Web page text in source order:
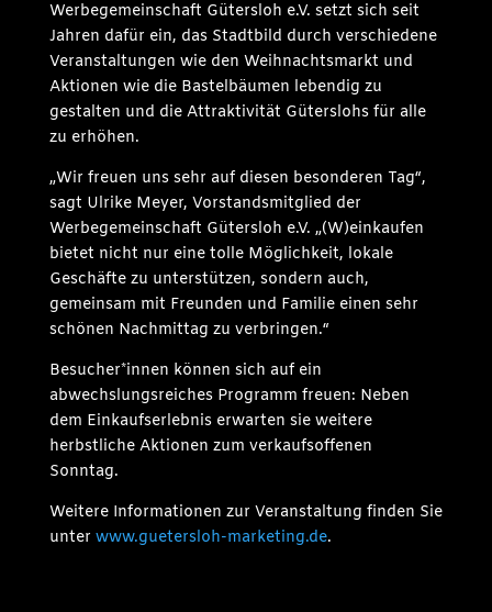
Werbegemeinschaft Gütersloh e.V. setzt sich seit
Jahren dafür ein, das Stadtbild durch verschiedene
Veranstaltungen wie den Weihnachtsmarkt und
Aktionen wie die Bastelbäumen lebendig zu
gestalten und die Attraktivität Güterslohs für alle
zu erhöhen.
„Wir freuen uns sehr auf diesen besonderen Tag“,
sagt Ulrike Meyer, Vorstandsmitglied der
Werbegemeinschaft Gütersloh e.V. „(W)einkaufen
bietet nicht nur eine tolle Möglichkeit, lokale
Geschäfte zu unterstützen, sondern auch,
gemeinsam mit Freunden und Familie einen sehr
schönen Nachmittag zu verbringen.“
Besucher*innen können sich auf ein
abwechslungsreiches Programm freuen: Neben
dem Einkaufserlebnis erwarten sie weitere
herbstliche Aktionen zum verkaufsoffenen
Sonntag.
Weitere Informationen zur Veranstaltung finden Sie
unter www.guetersloh-marketing.de.